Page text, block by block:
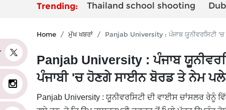
Trending: Thailand school shooting
Home ਮੁੱਖ ਖਬਰਾਂ Panjab University : ਪੰਜਾਬ ਯੂਨੀਵਰਸਿਟੀ
Panjab University : ਪੰਜਾਬ
ਪੰਜਾਬੀ 'ਚ ਹੋਣਗੇ ਸਾਈਨ ਬੋਰਡ ਤੇ ਨੇਮ
Panjab University : ਯੂਨੀਵਰਸਿਟੀ ਦੀ ਵਾਈਸ ਚਾਂਸਲਰ ਰੇਨੂੰ